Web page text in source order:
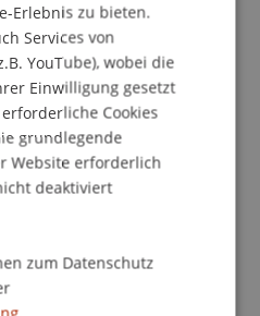
für dich
a Day
Erlebnis zu bieten.
Services von
YouTube), wobei die
Einwilligung gesetzt
Cookies
grundlegende
Website erforderlich
deaktiviert
zum Datenschutz